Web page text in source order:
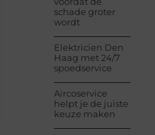
schade groter
wordt
Elektricien Den
Haag met 24/7
spoedservice
Aircoservice
helpt je de juiste
keuze maken